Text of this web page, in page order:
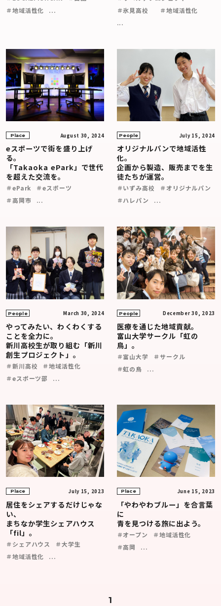
＃地域活性化
...
＃氷見高校
＃地域活性化
...
Place August 30, 2024
eスポーツで街を盛り上げ
る。
「Takaoka ePark」で世代
を超えた交流を。
＃ePark
＃eスポーツ
＃高岡市
...
People July 15, 2024
オリジナルパンで地域活性
化。
企画から製造、販売までを生
徒たちが運営。
＃いずみ高校
＃オリジナルパン
＃ハレパン
...
People March 30, 2024
やってみたい、わくわくする
ことを全力に。
新川高校生が取り組む「新川
創生プロジェクト」。
＃新川高校
＃地域活性化
＃eスポーツ部
...
People December 30, 2023
医療を通じた地域貢献。
富山大学サークル「虹の
鳥」。
＃富山大学
＃サークル
＃虹の鳥
...
Place July 15, 2023
居住をシェアするだけじゃな
い、
まちなか学生シェアハウス
「fil」。
＃シェアハウス
＃大学生
＃地域活性化
...
Place June 15, 2023
「やわやわブルー」を合言葉
に
青を見つける旅に出よう。
＃オープン
＃地域活性化
＃高岡
...
1